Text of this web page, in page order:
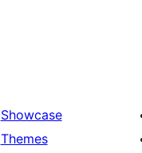
Showcase
Themes